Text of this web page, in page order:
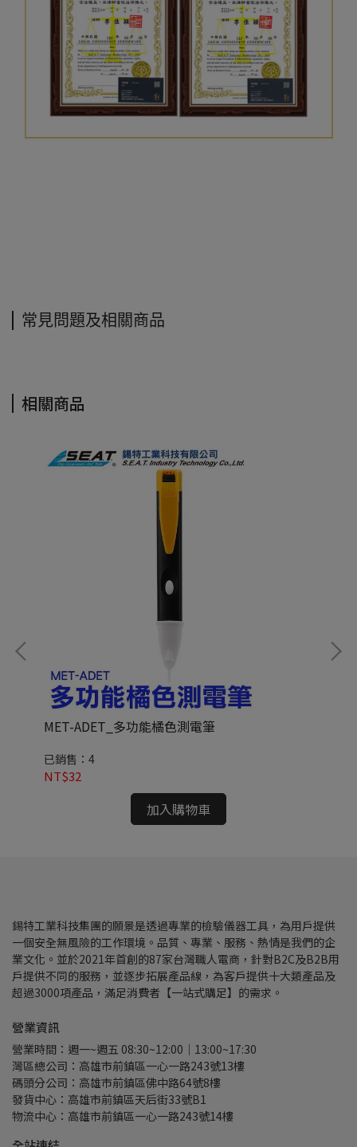
常見問題及相關商品
相關商品
MET-ADET_多功能橘色測電筆
已銷售：4
NT$32
加入購物車
錫特工業科技集團的願景是透過專業的檢驗儀器工具，為用戶提供
一個安全無風險的工作環境。品質、專業、服務、熱情是我們的企
業文化。並於2021年首創的87家台灣職人電商，針對B2C及B2B用
戶提供不同的服務，並逐步拓展產品線，為客戶提供十大類產品及
超過3000項產品，滿足消費者【一站式購足】的需求。
營業資訊
營業時間：週一~週五 08:30~12:00｜13:00~17:30
灣區總公司：高雄市前鎮區一心一路243號13樓
碼頭分公司：高雄市前鎮區佛中路64號8樓
發貨中心：高雄市前鎮區天后街33號B1
物流中心：高雄市前鎮區一心一路243號14樓